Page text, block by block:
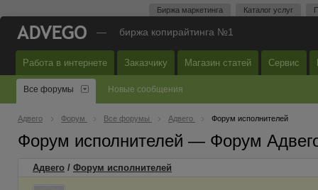
Биржа маркетинга Каталог услуг
— биржа копирайтинга №1
Работа в интернете Заказчику Магазин статей Сервис
Все форумы Новые сообщения
Адвего Форум Все форумы Адвего Форум исполнителей
Форум исполнителей — Форум
Адвего / Форум исполнителей